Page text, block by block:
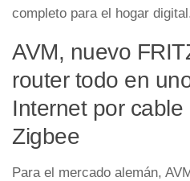
completo para el hogar
AVM, nuevo
router todo en
Internet por cable
Zigbee
Para el mercado alemán,